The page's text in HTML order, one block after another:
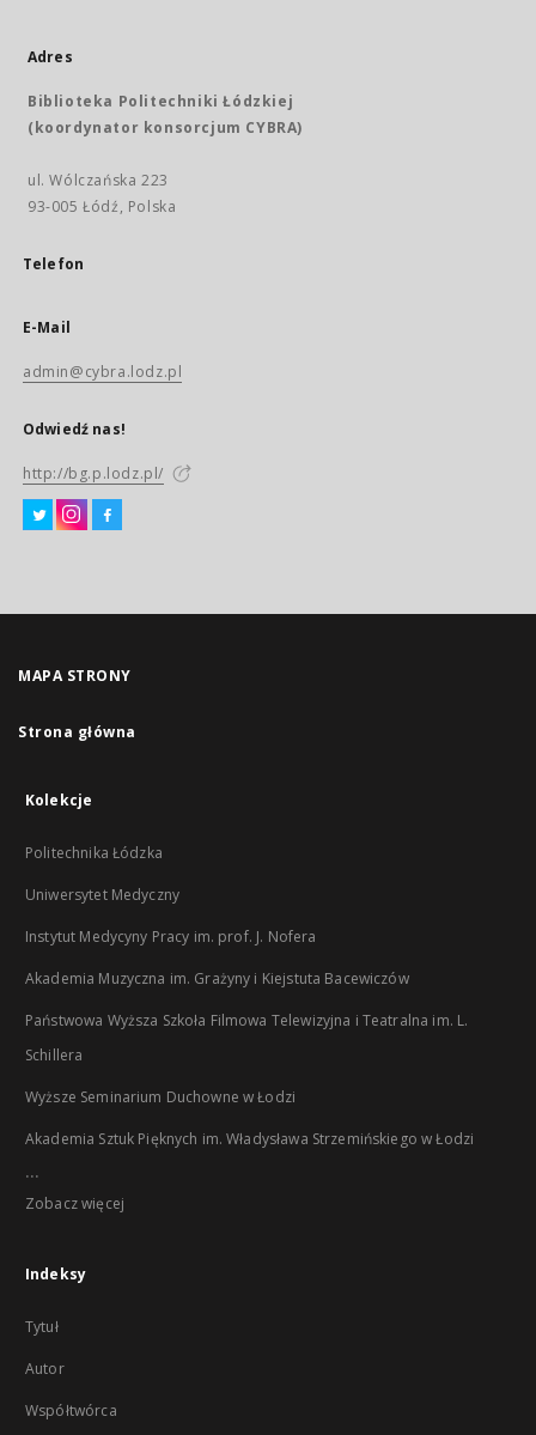
Adres
Biblioteka Politechniki Łódzkiej
(koordynator konsorcjum CYBRA)
ul. Wólczańska 223
93-005 Łódź, Polska
Telefon
E-Mail
admin@cybra.lodz.pl
Odwiedź nas!
http://bg.p.lodz.pl/
MAPA STRONY
Strona główna
Kolekcje
Politechnika Łódzka
Uniwersytet Medyczny
Instytut Medycyny Pracy im. prof. J. Nofera
Akademia Muzyczna im. Grażyny i Kiejstuta Bacewiczów
Państwowa Wyższa Szkoła Filmowa Telewizyjna i Teatralna im. L.
Schillera
Wyższe Seminarium Duchowne w Łodzi
Akademia Sztuk Pięknych im. Władysława Strzemińskiego w Łodzi
...
Zobacz więcej
Indeksy
Tytuł
Autor
Współtwórca